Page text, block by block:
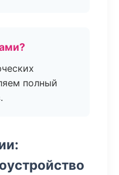
полный